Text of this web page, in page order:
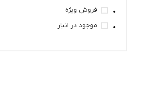
فروش ویژه
موجود در انبار